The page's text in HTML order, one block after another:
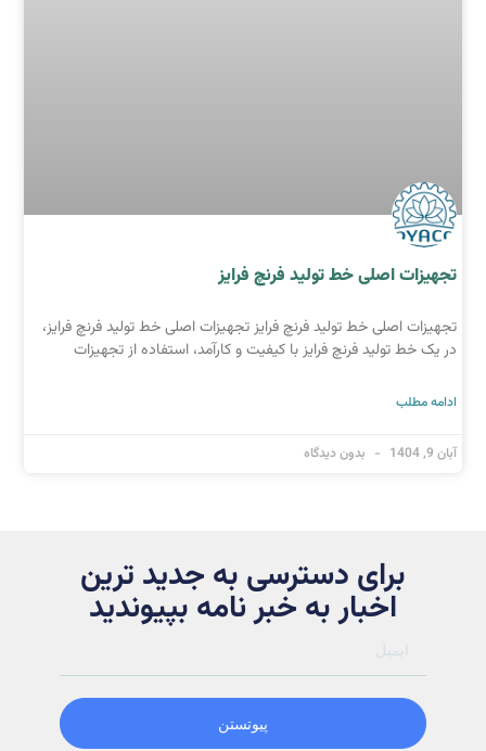
تجهیزات اصلی خط تولید فرنچ فرایز
تجهیزات اصلی خط تولید فرنچ فرایز تجهیزات اصلی خط تولید فرنچ فرایز،
در یک خط تولید فرنچ فرایز با کیفیت و کارآمد، استفاده از تجهیزات
ادامه مطلب
آبان 9, 1404 بدون دیدگاه
برای دسترسی به جدید ترین
اخبار به خبر نامه بپیوندید
پیوتستن